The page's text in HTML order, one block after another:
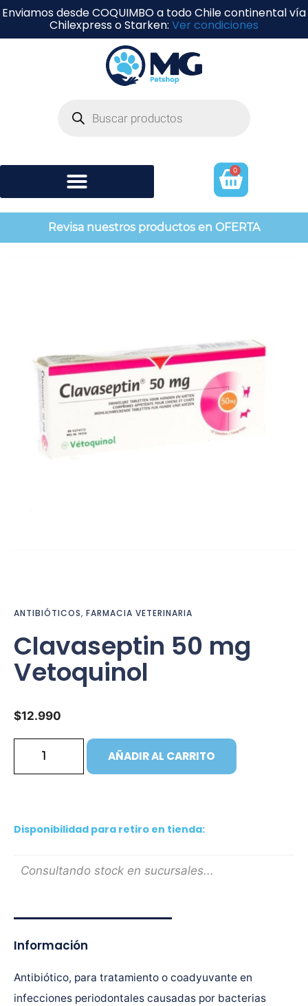
Enviamos desde COQUIMBO a todo Chile continental vía
Chilexpress o Starken: Ver condiciones
0
Revisa nuestros productos en OFERTA
ANTIBIÓTICOS, FARMACIA VETERINARIA
Clavaseptin 50 mg
Vetoquinol
$12.990
AÑADIR AL CARRITO
Disponibilidad para retiro en tienda:
Consultando stock en sucursales...
Información
Antibiótico, para tratamiento o coadyuvante en
infecciones periodontales causadas por bacterias